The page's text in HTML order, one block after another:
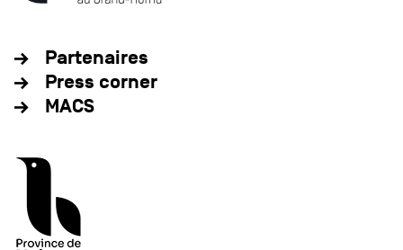
Partenaires
Press corner
MACS